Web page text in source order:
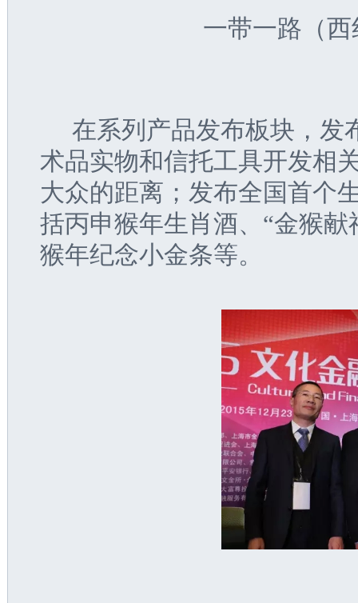
一带一路（
在系列产品发布板块，发
术品实物和信托工具开发相
大众的距离；发布全国首个
括丙申猴年生肖酒、“金猴
猴年纪念小金条等。